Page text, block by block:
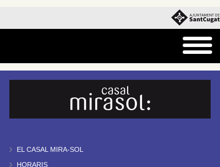
EL CASAL MIRA-SOL
HORARIS